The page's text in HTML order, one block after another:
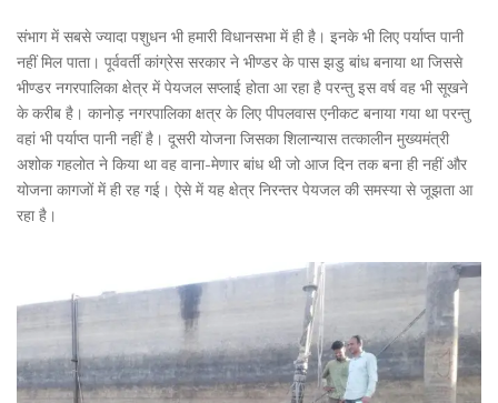
संभाग में सबसे ज्यादा पशुधन भी हमारी विधानसभा में ही है। इनके भी लिए पर्याप्त पानी
नहीं मिल पाता। पूर्ववर्ती कांग्रेस सरकार ने भीण्डर के पास झडु बांध बनाया था जिससे
भीण्डर नगरपालिका क्षेत्र में पेयजल सप्लाई होता आ रहा है परन्तु इस वर्ष वह भी सूखने
के करीब है। कानोड़ नगरपालिका क्षत्र के लिए पीपलवास एनीकट बनाया गया था परन्तु
वहां भी पर्याप्त पानी नहीं है। दूसरी योजना जिसका शिलान्यास तत्कालीन मुख्यमंत्री
अशोक गहलोत ने किया था वह वाना-मेणार बांध थी जो आज दिन तक बना ही नहीं और
योजना कागजों में ही रह गई। ऐसे में यह क्षेत्र निरन्तर पेयजल की समस्या से जूझता आ
रहा है।